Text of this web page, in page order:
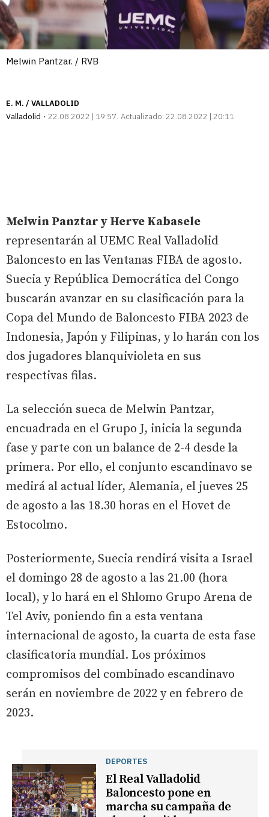
Melwin Pantzar. / RVB
E. M. / VALLADOLID
Valladolid
22.08.2022 | 19:57 Actualizado: 22.08.2022 | 20:11
Melwin Panztar y Herve Kabasele
representarán al UEMC Real Valladolid
Baloncesto en las Ventanas FIBA de agosto.
Suecia y República Democrática del Congo
buscarán avanzar en su clasificación para la
Copa del Mundo de Baloncesto FIBA 2023 de
Indonesia, Japón y Filipinas, y lo harán con los
dos jugadores blanquivioleta en sus
respectivas filas.
La selección sueca de Melwin Pantzar,
encuadrada en el Grupo J, inicia la segunda
fase y parte con un balance de 2-4 desde la
primera. Por ello, el conjunto escandinavo se
medirá al actual líder, Alemania, el jueves 25
de agosto a las 18.30 horas en el Hovet de
Estocolmo.
Posteriormente, Suecia rendirá visita a Israel
el domingo 28 de agosto a las 21.00 (hora
local), y lo hará en el Shlomo Grupo Arena de
Tel Aviv, poniendo fin a esta ventana
internacional de agosto, la cuarta de esta fase
clasificatoria mundial. Los próximos
compromisos del combinado escandinavo
serán en noviembre de 2022 y en febrero de
2023.
DEPORTES
El Real Valladolid
Baloncesto pone en
marcha su campaña de